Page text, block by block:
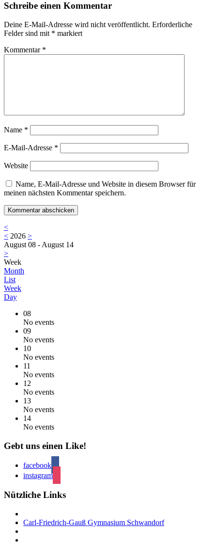
Schreibe einen Kommentar
Deine E-Mail-Adresse wird nicht veröffentlicht. Erforderliche
Felder sind mit * markiert
Kommentar *
Name *
E-Mail-Adresse *
Website
Name, E-Mail-Adresse und Website in diesem Browser für
meinen nächsten Kommentar speichern.
<
< 2026 >
August 08 - August 14
>
Week
Month
List
Week
Day
08
No events
09
No events
10
No events
11
No events
12
No events
13
No events
14
No events
Gebt uns einen Like!
facebook
instagram
Nützliche Links
Carl-Friedrich-Gauß Gymnasium Schwandorf